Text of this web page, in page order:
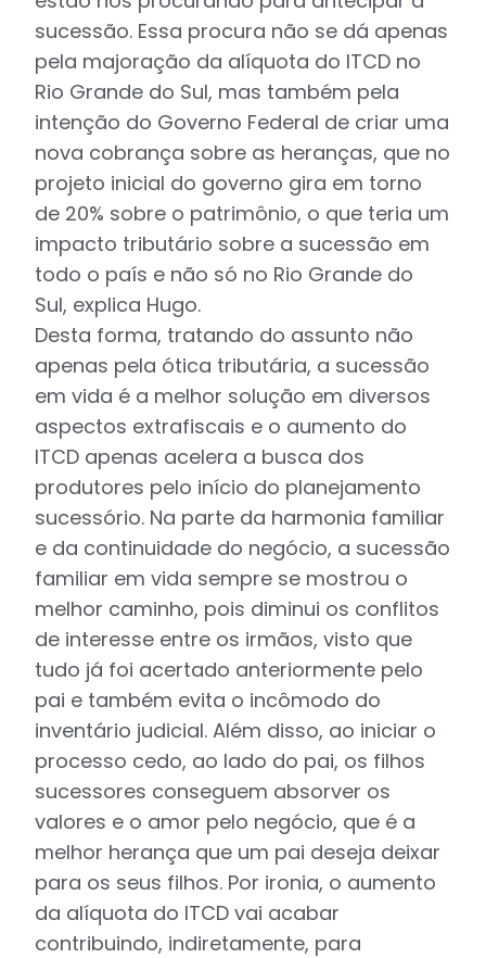
sucessão. Essa procura não se dá apenas
pela majoração da alíquota do ITCD no
Rio Grande do Sul, mas também pela
intenção do Governo Federal de criar uma
nova cobrança sobre as heranças, que no
projeto inicial do governo gira em torno
de 20% sobre o patrimônio, o que teria um
impacto tributário sobre a sucessão em
todo o país e não só no Rio Grande do
Sul, explica Hugo.
Desta forma, tratando do assunto não
apenas pela ótica tributária, a sucessão
em vida é a melhor solução em diversos
aspectos extrafiscais e o aumento do
ITCD apenas acelera a busca dos
produtores pelo início do planejamento
sucessório. Na parte da harmonia familiar
e da continuidade do negócio, a sucessão
familiar em vida sempre se mostrou o
melhor caminho, pois diminui os conflitos
de interesse entre os irmãos, visto que
tudo já foi acertado anteriormente pelo
pai e também evita o incômodo do
inventário judicial. Além disso, ao iniciar o
processo cedo, ao lado do pai, os filhos
sucessores conseguem absorver os
valores e o amor pelo negócio, que é a
melhor herança que um pai deseja deixar
para os seus filhos. Por ironia, o aumento
da alíquota do ITCD vai acabar
contribuindo, indiretamente, para